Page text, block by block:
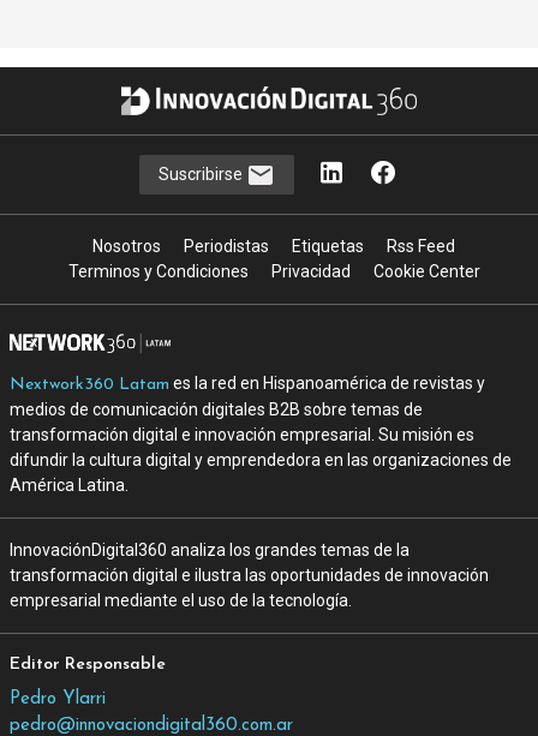
Suscribirse
Nosotros Periodistas Etiquetas
Rss Feed
Terminos y Condiciones
Privacidad Cookie Center
Nextwork360 Latam es la red en Hispanoamérica de revistas y
medios de comunicación digitales B2B sobre temas de
transformación digital e innovación empresarial. Su misión es
difundir la cultura digital y emprendedora en las organizaciones de
América Latina.
InnovaciónDigital360 analiza los grandes temas de la
transformación digital e ilustra las oportunidades de innovación
empresarial mediante el uso de la tecnología.
Editor Responsable
Pedro Ylarri
pedro@innovaciondigital360.com.ar